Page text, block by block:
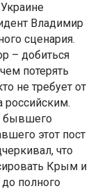
Владимир
сценария.
– добиться
потерять
не требует от
бывшего
этот пост
что
Крым и
полного